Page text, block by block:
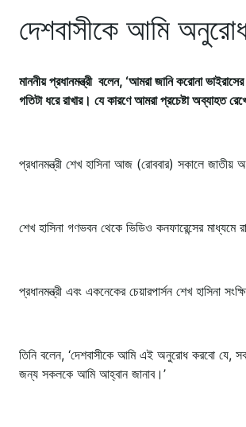
দেশবাসীকে আমি অনুরোধ
মাননীয় প্রধানমন্ত্রী বলেন, ‘আমরা জানি করোনা
গতিটা ধরে রাখার। যে কারণে আমরা প্রচেষ্টা অব্যাহত
প্রধানমন্ত্রী শেখ হাসিনা আজ (রোববার) সকালে জাতীয়
শেখ হাসিনা গণভবন থেকে ভিডিও কনফারেন্সের
প্রধানমন্ত্রী এবং একনেকের চেয়ারপার্সন শেখ হাসিনা
তিনি বলেন, ‘দেশবাসীকে আমি এই অনুরোধ করবো যে,
জন্য সকলকে আমি আহ্বান জানাব।’